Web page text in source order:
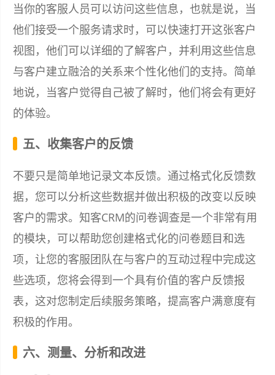
当你的客服人员可以访问这些信息，也就是说，当
他们接受一个服务请求时，可以快速打开这张客户
视图，他们可以详细的了解客户，并利用这些信息
与客户建立融洽的关系来个性化他们的支持。简单
地说，当客户觉得自己被了解时，他们将会有更好
的体验。
五、收集客户的反馈
不要只是简单地记录文本反馈。通过格式化反馈数
据，您可以分析这些数据并做出积极的改变以反映
客户的需求。知客CRM的问卷调查是一个非常有用
的模块，可以帮助您创建格式化的问卷题目和选
项，让您的客服团队在与客户的互动过程中完成这
些选项，您将会得到一个具有价值的客户反馈报
表，这对您制定后续服务策略，提高客户满意度有
积极的作用。
六、测量、分析和改进